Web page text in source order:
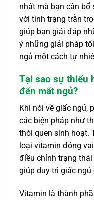
nhất mà bạn cần bổ
với tình trạng trằn
giúp bạn giải đáp
ý những giải pháp
ngủ một cách tự
Tại sao sự thiếu
đến mất ngủ?
Khi nói về giấc ngủ,
các biện pháp như
thói quen sinh hoạt.
loại vitamin đóng
điều chỉnh trạng
giúp duy trì giấc ngủ
Vitamin là thành